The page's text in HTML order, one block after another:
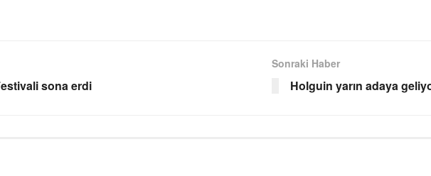
sona erdi
Sonraki Haber
Holguin yarın adaya